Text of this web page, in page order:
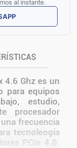
al instante.
4.6 Ghz es un
para equipos
estudio,
procesador
frecuencia
tecnoleogía
PCIe 4.0.